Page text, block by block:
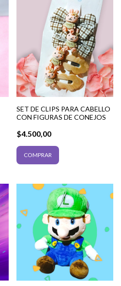
SET DE CLIPS PARA CABELLO
CON FIGURAS DE CONEJOS
$4.500,00